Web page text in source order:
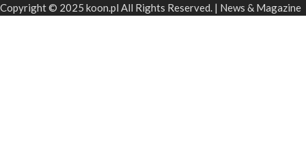
Copyright © 2025 koon.pl All Rights Reserved. | News & Magazine